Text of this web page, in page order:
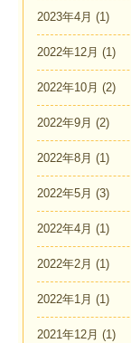
2023年4月 (1)
2022年12月 (1)
2022年10月 (2)
2022年9月 (2)
2022年8月 (1)
2022年5月 (3)
2022年4月 (1)
2022年2月 (1)
2022年1月 (1)
2021年12月 (1)